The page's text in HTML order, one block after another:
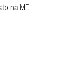
na ME